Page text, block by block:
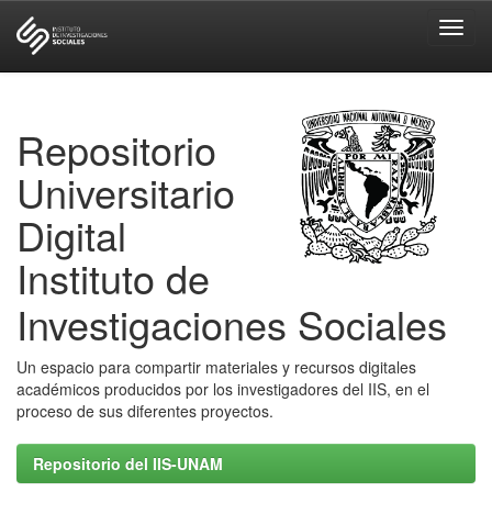
Repositorio
Universitario
Digital
Instituto de
Investigaciones Sociales
Un espacio para compartir materiales y recursos digitales
académicos producidos por los investigadores del IIS, en el
proceso de sus diferentes proyectos.
Repositorio del IIS-UNAM